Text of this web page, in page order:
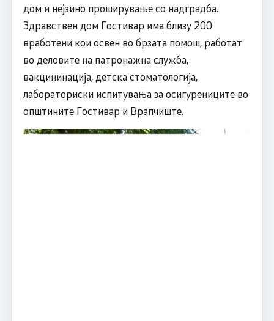
дом и нејзино проширување со надградба.
Здравствен дом Гостивар има близу 200
вработени кои освен во брзата помош, работат
во деловите на патронажна служба,
вакцининација, детска стоматологија,
лабораториски испитувања за осигурениците во
општините Гостивар и Врапчиште.